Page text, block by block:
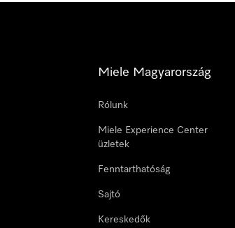
Miele Magyarország
Rólunk
Miele Experience Center
üzletek
Fenntarthatóság
Sajtó
Kereskedők